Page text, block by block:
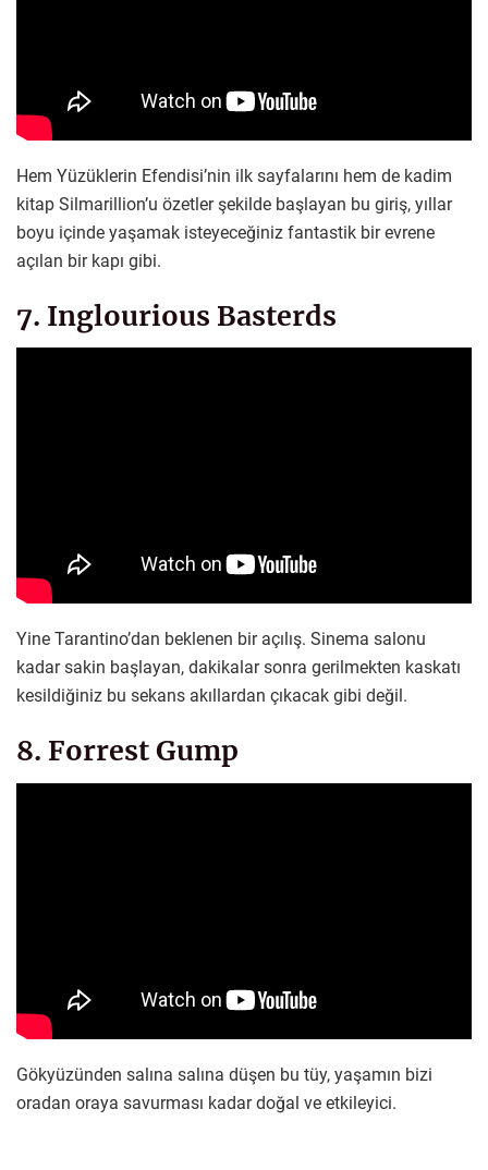
Hem Yüzüklerin Efendisi’nin ilk sayfalarını hem de kadim
kitap Silmarillion’u özetler şekilde başlayan bu giriş, yıllar
boyu içinde yaşamak isteyeceğiniz fantastik bir evrene
açılan bir kapı gibi.
7. Inglourious Basterds
Yine Tarantino’dan beklenen bir açılış. Sinema salonu
kadar sakin başlayan, dakikalar sonra gerilmekten kaskatı
kesildiğiniz bu sekans akıllardan çıkacak gibi değil.
8. Forrest Gump
Gökyüzünden salına salına düşen bu tüy, yaşamın bizi
oradan oraya savurması kadar doğal ve etkileyici.